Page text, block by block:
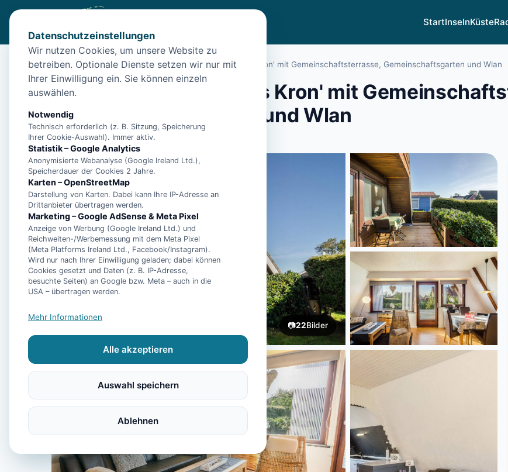
StartInselnKüste
Start Unterkünfte Bedekaspel/Ferienhaus 'Ferienhaus Kron' mit Gemeinschaftsterrasse, Gemeinschaftsgarten und Wlan
Ferienhaus 'Ferienhaus Kron' mit
Gemeinschaftsgarten und Wlan
26624 Bedekaspel
📷22Bilder
Datenschutzeinstellungen
Wir nutzen Cookies, um unsere Website zu
betreiben. Optionale Dienste setzen wir nur mit
Ihrer Einwilligung ein. Sie können einzeln
auswählen.
Notwendig
Technisch erforderlich (z. B. Sitzung, Speicherung
Ihrer Cookie-Auswahl). Immer aktiv.
Statistik – Google Analytics
Anonymisierte Webanalyse (Google Ireland Ltd.),
Speicherdauer der Cookies 2 Jahre.
Karten – OpenStreetMap
Darstellung von Karten. Dabei kann Ihre IP-Adresse an
Drittanbieter übertragen werden.
Marketing – Google AdSense & Meta Pixel
Anzeige von Werbung (Google Ireland Ltd.) und
Reichweiten-/Werbemessung mit dem Meta Pixel
(Meta Platforms Ireland Ltd., Facebook/Instagram).
Wird nur nach Ihrer Einwilligung geladen; dabei können
Cookies gesetzt und Daten (z. B. IP-Adresse,
besuchte Seiten) an Google bzw. Meta – auch in die
USA – übertragen werden.
Mehr Informationen
Alle akzeptieren
Auswahl speichern
Ablehnen